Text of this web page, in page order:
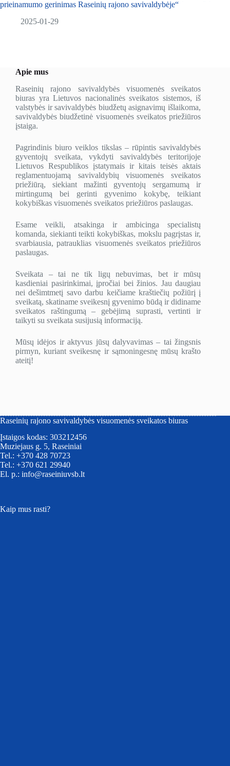
prieinamumo gerinimas Raseinių rajono savivaldybėje“
2025-01-29
Apie mus
Raseinių rajono savivaldybės visuomenės sveikatos
biuras yra Lietuvos nacionalinės sveikatos sistemos, iš
valstybės ir savivaldybės biudžetų asignavimų išlaikoma,
savivaldybės biudžetinė visuomenės sveikatos priežiūros
įstaiga.
Pagrindinis biuro veiklos tikslas – rūpintis savivaldybės
gyventojų sveikata, vykdyti savivaldybės teritorijoje
Lietuvos Respublikos įstatymais ir kitais teisės aktais
reglamentuojamą savivaldybių visuomenės sveikatos
priežiūrą, siekiant mažinti gyventojų sergamumą ir
mirtingumą bei gerinti gyvenimo kokybę, teikiant
kokybiškas visuomenės sveikatos priežiūros paslaugas.
Esame veikli, atsakinga ir ambicinga specialistų
komanda, siekianti teikti kokybiškas, mokslu pagrįstas ir,
svarbiausia, patrauklias visuomenės sveikatos priežiūros
paslaugas.
Sveikata – tai ne tik ligų nebuvimas, bet ir mūsų
kasdieniai pasirinkimai, įpročiai bei žinios. Jau daugiau
nei dešimtmetį savo darbu keičiame kraštiečių požiūrį į
sveikatą, skatiname sveikesnį gyvenimo būdą ir didiname
sveikatos raštingumą – gebėjimą suprasti, vertinti ir
taikyti su sveikata susijusią informaciją.
Mūsų idėjos ir aktyvus jūsų dalyvavimas – tai žingsnis
pirmyn, kuriant sveikesnę ir sąmoningesnę mūsų krašto
ateitį!
Raseinių rajono savivaldybės visuomenės sveikatos biuras
Įstaigos kodas: 303212456
Muziejaus g. 5, Raseiniai
Tel.: +370 428 70723
Tel.: +370 621 29940
El. p.: info@raseiniuvsb.lt
Kaip mus rasti?